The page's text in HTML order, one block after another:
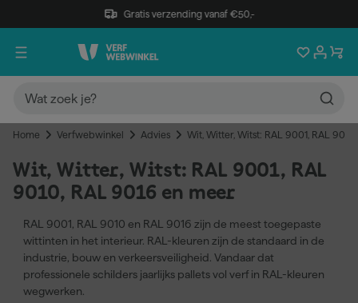
Gratis verzending vanaf €50,-
Home Verfwebwinkel Advies Wit, Witter, Witst: RAL 9001, RAL
Wit, Witter, Witst: RAL 9001, RAL
9010, RAL 9016 en meer
RAL 9001, RAL 9010 en RAL 9016 zijn de meest toegepaste
wittinten in het interieur. RAL-kleuren zijn de standaard in de
industrie, bouw en verkeersveiligheid. Vandaar dat
professionele schilders jaarlijks pallets vol verf in RAL-kleuren
wegwerken.